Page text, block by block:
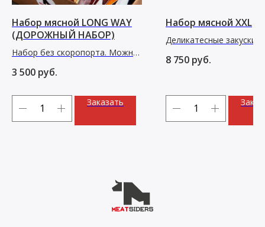
Набор мясной LONG WAY
(ДОРОЖНЫЙ НАБОР)
Набор без скоропорта. Можно
3 500 руб.
Заказать
Набор мясной XXL
Деликатесные закуски,
ручной работы
8 750 руб.